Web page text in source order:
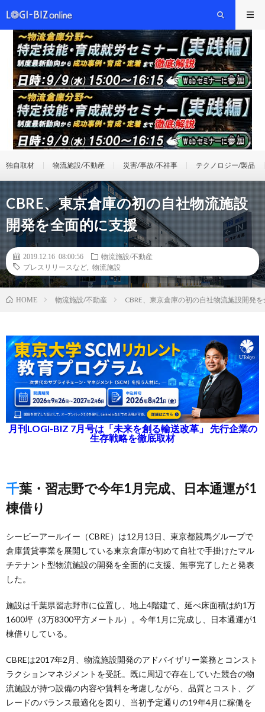
独自取材 物流施設/不動産 災害/事故/不祥事 テクノロジー/製品
CBRE、東京倉庫の初の自社物流施設
開発を全面的に支援
2019.12.16 08:00:56
物流施設/不動産
プレスリリースなど
物流施設
HOME 物流施設/不動産 CBRE、東京倉庫の初の自社物流施設開発
月刊LOGI-BIZ 7月号は「未来を創る輸送改革」 先行企業の
生存戦略を徹底取材
千葉・習志野で今年1月完成、日本通運が1
棟借り
シービーアールイー（CBRE）は12月13日、東京都競馬グループで
倉庫賃貸事業を展開している東京倉庫が初めて自社で手掛けたマル
チテナント型物流施設の開発を全面的に支援、無事完了したと発表
した。
施設は千葉県習志野市に位置し、地上4階建て、延べ床面積は約1万
1600坪（3万8300平方メートル）。今年1月に完成し、日本通運が1
棟借りしている。
CBREは2017年2月、物流施設開発のアドバイザリー業務とコンスト
ラクションマネジメントを受託。既に周辺で存在していた競合の物
流施設が持つ設備の内容や賃料を考慮しながら、品質とコスト、グ
レードのバランス最適化を図り、当初予定通りの19年4月に稼働を